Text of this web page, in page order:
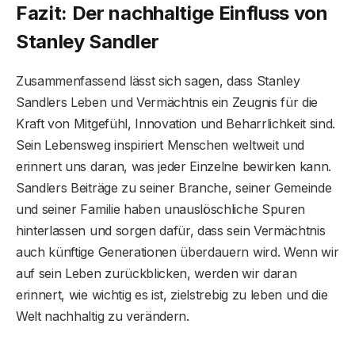
Fazit: Der nachhaltige Einfluss von
Stanley Sandler
Zusammenfassend lässt sich sagen, dass Stanley
Sandlers Leben und Vermächtnis ein Zeugnis für die
Kraft von Mitgefühl, Innovation und Beharrlichkeit sind.
Sein Lebensweg inspiriert Menschen weltweit und
erinnert uns daran, was jeder Einzelne bewirken kann.
Sandlers Beiträge zu seiner Branche, seiner Gemeinde
und seiner Familie haben unauslöschliche Spuren
hinterlassen und sorgen dafür, dass sein Vermächtnis
auch künftige Generationen überdauern wird. Wenn wir
auf sein Leben zurückblicken, werden wir daran
erinnert, wie wichtig es ist, zielstrebig zu leben und die
Welt nachhaltig zu verändern.